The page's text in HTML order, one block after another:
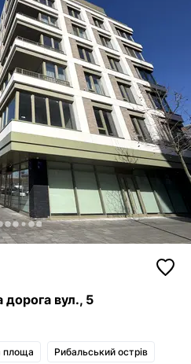
вул., 5
площа Рибальський острів